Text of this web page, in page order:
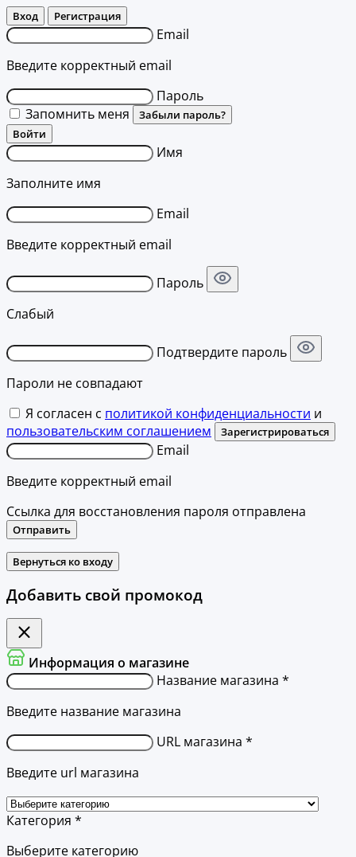
Вход Регистрация
Email
Введите корректный email
Пароль
Запомнить меня
Забыли пароль?
Войти
Имя
Заполните имя
Email
Введите корректный email
Пароль
Слабый
Подтвердите пароль
Пароли не совпадают
Я согласен с политикой конфиденциальности и
пользовательским соглашением
Зарегистрироваться
Email
Введите корректный email
Ссылка для восстановления пароля отправлена
Отправить
Вернуться ко входу
Добавить свой промокод
Информация о магазине
Название магазина *
Введите название магазина
URL магазина *
Введите url магазина
Категория *
Выберите категорию